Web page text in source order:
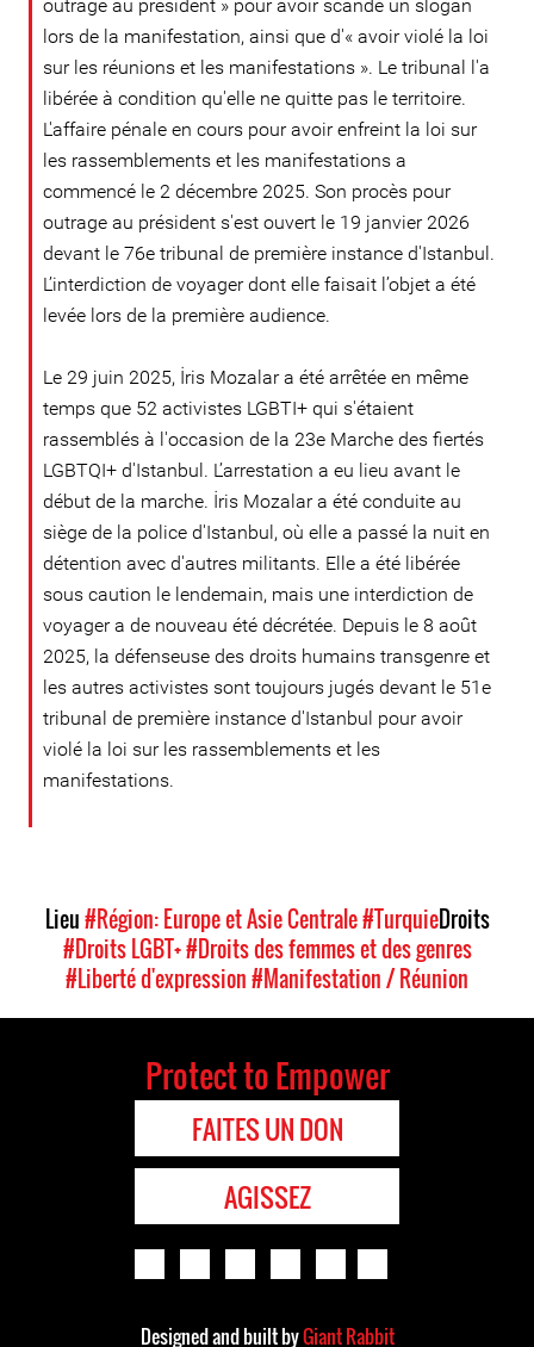
outrage au président » pour avoir scandé un slogan
lors de la manifestation, ainsi que d'« avoir violé la loi
sur les réunions et les manifestations ». Le tribunal l'a
libérée à condition qu'elle ne quitte pas le territoire.
L'affaire pénale en cours pour avoir enfreint la loi sur
les rassemblements et les manifestations a
commencé le 2 décembre 2025. Son procès pour
outrage au président s'est ouvert le 19 janvier 2026
devant le 76e tribunal de première instance d'Istanbul.
L’interdiction de voyager dont elle faisait l’objet a été
levée lors de la première audience.
Le 29 juin 2025, İris Mozalar a été arrêtée en même
temps que 52 activistes LGBTI+ qui s'étaient
rassemblés à l'occasion de la 23e Marche des fiertés
LGBTQI+ d'Istanbul. L’arrestation a eu lieu avant le
début de la marche. İris Mozalar a été conduite au
siège de la police d'Istanbul, où elle a passé la nuit en
détention avec d'autres militants. Elle a été libérée
sous caution le lendemain, mais une interdiction de
voyager a de nouveau été décrétée. Depuis le 8 août
2025, la défenseuse des droits humains transgenre et
les autres activistes sont toujours jugés devant le 51e
tribunal de première instance d'Istanbul pour avoir
violé la loi sur les rassemblements et les
manifestations.
Lieu#Région: Europe et Asie Centrale#TurquieDroits
#Droits LGBT+#Droits des femmes et des genres
#Liberté d'expression#Manifestation / Réunion
Protect to Empower
FAITES UN DON
AGISSEZ
Designed and built byGiant Rabbit